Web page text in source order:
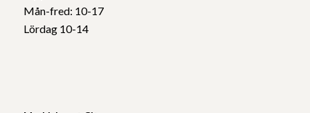
Mån-fred: 10-17
Lördag 10-14